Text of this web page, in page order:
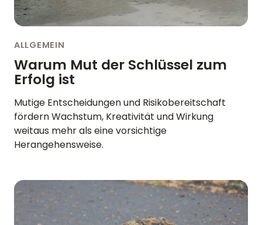
ALLGEMEIN
Warum Mut der Schlüssel zum
Erfolg ist
Mutige Entscheidungen und Risikobereitschaft
fördern Wachstum, Kreativität und Wirkung
weitaus mehr als eine vorsichtige
Herangehensweise.